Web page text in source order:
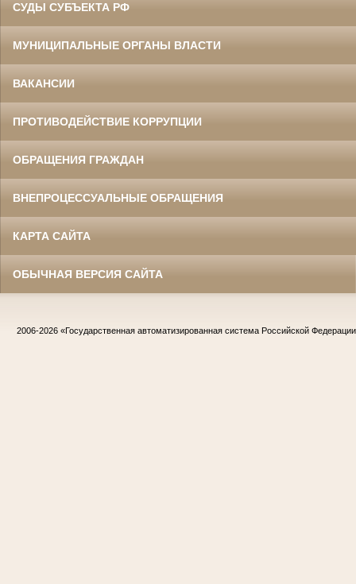
СУДЫ СУБЪЕКТА РФ
МУНИЦИПАЛЬНЫЕ ОРГАНЫ ВЛАСТИ
ВАКАНСИИ
ПРОТИВОДЕЙСТВИЕ КОРРУПЦИИ
ОБРАЩЕНИЯ ГРАЖДАН
ВНЕПРОЦЕССУАЛЬНЫЕ ОБРАЩЕНИЯ
КАРТА САЙТА
ОБЫЧНАЯ ВЕРСИЯ САЙТА
2006-2026 «Государственная автоматизированная система Российской